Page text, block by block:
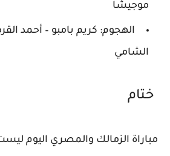
موجيشا
الهجوم: كريم بامبو – أحمد
الشامي
ختام
مباراة الزمالك والمصري اليوم